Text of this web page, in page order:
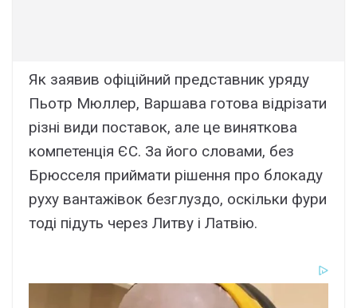
Як заявив офіційний представник уряду
Пьотр Мюллер, Варшава готова відрізати
різні види поставок, але це виняткова
компетенція ЄС. За його словами, без
Брюсселя приймати рішення про блокаду
руху вантажівок безглуздо, оскільки фури
тоді підуть через Литву і Латвію.